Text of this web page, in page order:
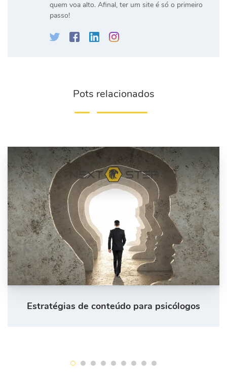
quem voa alto. Afinal, ter um site é só o primeiro
passo!
Pots relacionados
Estratégias de conteúdo para psicólogos